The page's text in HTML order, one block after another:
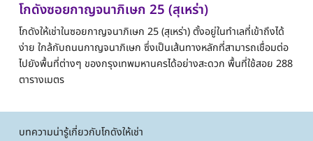
โกดังซอยกาญจนาภิเษก 25 (สุเหร่า)
โกดังให้เช่าในซอยกาญจนาภิเษก 25 (สุเหร่า) ตั้งอยู่ในทำเลที่เข้าถึงได้
ง่าย ใกล้กับถนนกาญจนาภิเษก ซึ่งเป็นเส้นทางหลักที่สามารถเชื่อมต่อ
ไปยังพื้นที่ต่างๆ ของกรุงเทพมหานครได้อย่างสะดวก พื้นที่ใช้สอย 288
ตารางเมตร
บทความน่ารู้เกี่ยวกับโกดังให้เช่า